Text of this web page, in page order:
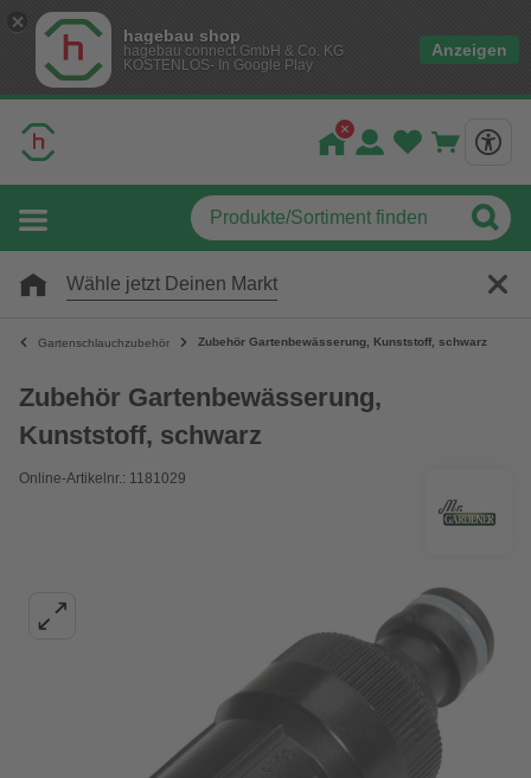
hagebau shop
hagebau connect GmbH & Co. KG
KOSTENLOS- In Google Play
Anzeigen
Wähle jetzt Deinen Markt
Gartenschlauchzubehör Zubehör Gartenbewässerung, Kunststoff, schwarz
Zubehör Gartenbewässerung,
Kunststoff, schwarz
Online-Artikelnr.: 1181029